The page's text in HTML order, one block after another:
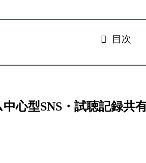
目次
心型SNS・試聴記録共